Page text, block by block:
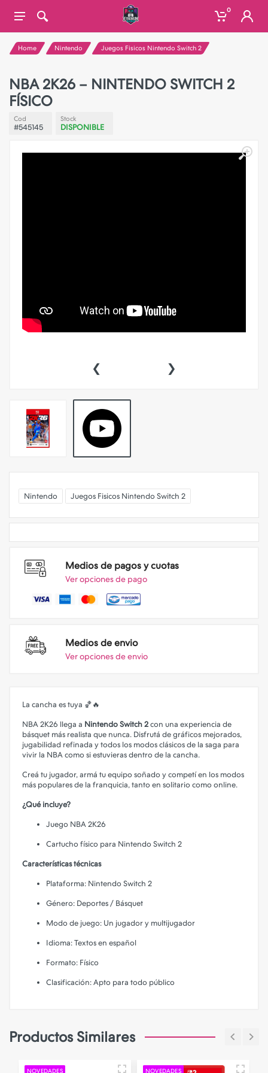
0
Home Nintendo Juegos Fisicos Nintendo Switch 2
NBA 2K26 – NINTENDO SWITCH 2
FÍSICO
Cod
#545145
Stock
DISPONIBLE
‹ ›
Nintendo Juegos Fisicos Nintendo Switch 2
Medios de pagos y cuotas
Ver opciones de pago
Medios de envio
Ver opciones de envio
La cancha es tuya 🏀🔥
NBA 2K26 llega a Nintendo Switch 2 con una experiencia de
básquet más realista que nunca. Disfrutá de gráficos mejorados,
jugabilidad refinada y todos los modos clásicos de la saga para
vivir la NBA como si estuvieras dentro de la cancha.
Creá tu jugador, armá tu equipo soñado y competí en los modos
más populares de la franquicia, tanto en solitario como online.
¿Qué incluye?
Juego NBA 2K26
Cartucho físico para Nintendo Switch 2
Características técnicas
Plataforma: Nintendo Switch 2
Género: Deportes / Básquet
Modo de juego: Un jugador y multijugador
Idioma: Textos en español
Formato: Físico
Clasificación: Apto para todo público
Productos Similares
NOVEDADES NOVEDADES